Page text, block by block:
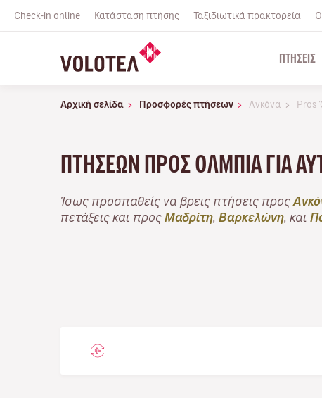
Check-in online Κατάσταση πτήσης Ταξιδιωτικά πρακτορεία
ΠΤΉΣΕΙΣ
Αρχική σελίδα Προσφορές πτήσεων Ανκόνα Pros
ΠΤΉΣΕΩΝ ΠΡΟΣ ΌΛΜΠΙΑ ΓΙΑ
Ίσως προσπαθείς να βρεις πτήσεις προς
πετάξεις και προς Μαδρίτη Βαρκελώνη , και